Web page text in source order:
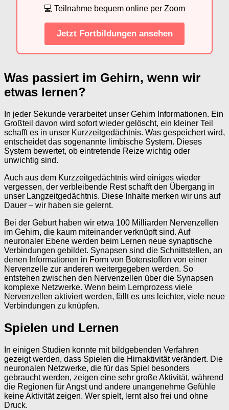
💻 Teilnahme bequem online per Zoom
Jetzt Fortbildungen ansehen
Was passiert im Gehirn, wenn wir
etwas lernen?
In jeder Sekunde verarbeitet unser Gehirn Informationen. Ein
Großteil davon wird sofort wieder gelöscht, ein kleiner Teil
schafft es in unser Kurzzeitgedächtnis. Was gespeichert wird,
entscheidet das sogenannte limbische System. Dieses
System bewertet, ob eintretende Reize wichtig oder
unwichtig sind.
Auch aus dem Kurzzeitgedächtnis wird einiges wieder
vergessen, der verbleibende Rest schafft den Übergang in
unser Langzeitgedächtnis. Diese Inhalte merken wir uns auf
Dauer – wir haben sie gelernt.
Bei der Geburt haben wir etwa 100 Milliarden Nervenzellen
im Gehirn, die kaum miteinander verknüpft sind. Auf
neuronaler Ebene werden beim Lernen neue synaptische
Verbindungen gebildet. Synapsen sind die Schnittstellen, an
denen Informationen in Form von Botenstoffen von einer
Nervenzelle zur anderen weitergegeben werden. So
entstehen zwischen den Nervenzellen über die Synapsen
komplexe Netzwerke. Wenn beim Lernprozess viele
Nervenzellen aktiviert werden, fällt es uns leichter, viele neue
Verbindungen zu knüpfen.
Spielen und Lernen
In einigen Studien konnte mit bildgebenden Verfahren
gezeigt werden, dass Spielen die Hirnaktivität verändert. Die
neuronalen Netzwerke, die für das Spiel besonders
gebraucht werden, zeigen eine sehr große Aktivität, während
die Regionen für Angst und andere unangenehme Gefühle
keine Aktivität zeigen. Wer spielt, lernt also frei und ohne
Druck.